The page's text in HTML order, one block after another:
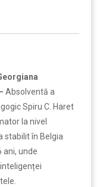
Absolventă a
Spiru C. Haret
la nivel
stabilit în Belgia
ani, unde